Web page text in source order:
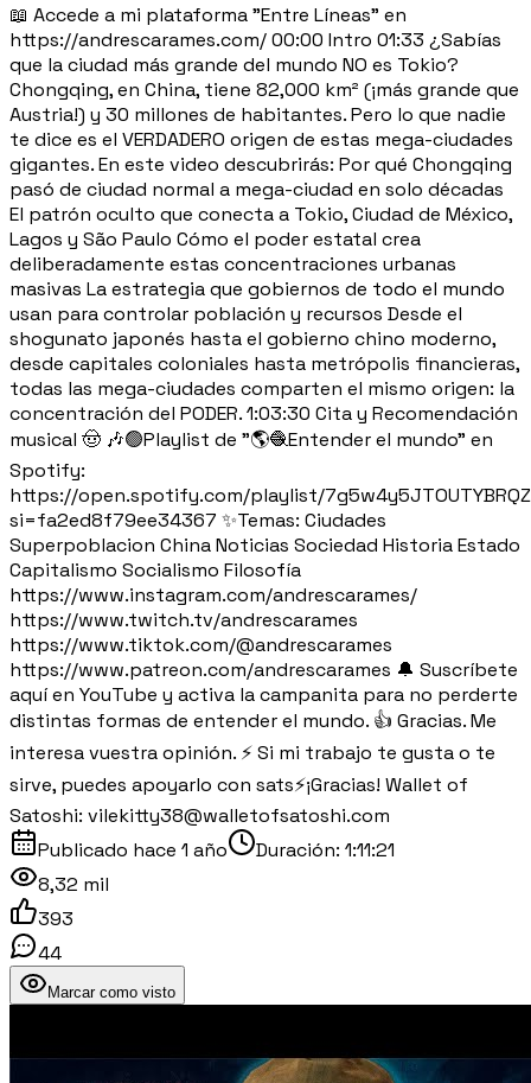
📖 Accede a mi plataforma "Entre Líneas" en
https://andrescarames.com/ 00:00 Intro 01:33 ¿Sabías
que la ciudad más grande del mundo NO es Tokio?
Chongqing, en China, tiene 82,000 km² (¡más grande que
Austria!) y 30 millones de habitantes. Pero lo que nadie
te dice es el VERDADERO origen de estas mega-ciudades
gigantes. En este video descubrirás: Por qué Chongqing
pasó de ciudad normal a mega-ciudad en solo décadas
El patrón oculto que conecta a Tokio, Ciudad de México,
Lagos y São Paulo Cómo el poder estatal crea
deliberadamente estas concentraciones urbanas
masivas La estrategia que gobiernos de todo el mundo
usan para controlar población y recursos Desde el
shogunato japonés hasta el gobierno chino moderno,
desde capitales coloniales hasta metrópolis financieras,
todas las mega-ciudades comparten el mismo origen: la
concentración del PODER. 1:03:30 Cita y Recomendación
musical 🤠 🎶🟢Playlist de "🌎🧶Entender el mundo" en
Spotify:
https://open.spotify.com/playlist/
si=fa2ed8f79ee34367 ✨Temas: Ciudades
Superpoblacion China Noticias Sociedad Historia Estado
Capitalismo Socialismo Filosofía
https://www.instagram.com/andrescarames/
https://www.twitch.tv/andrescarames
https://www.tiktok.com/@andrescarames
https://www.patreon.com/andrescarames 🔔 Suscríbete
aquí en YouTube y activa la campanita para no perderte
distintas formas de entender el mundo. 👍 Gracias. Me
interesa vuestra opinión. ⚡️ Si mi trabajo te gusta o te
sirve, puedes apoyarlo con sats⚡️¡Gracias! Wallet of
Satoshi: vilekitty38@walletofsatoshi.com
Publicado hace 1 año Duración: 1:11:21
8,32 mil
393
44
Marcar como visto